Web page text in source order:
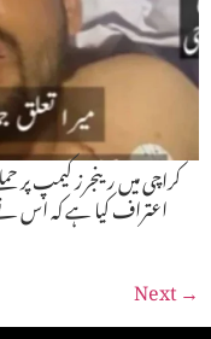
کراچی میں رینجرز کیمپ پر
اعتراف کیا ہے کہ اس
Next→